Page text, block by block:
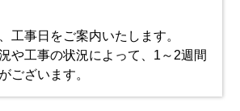
工事日をご案内いたします。
や工事の状況によって、1～2週間
ございます。